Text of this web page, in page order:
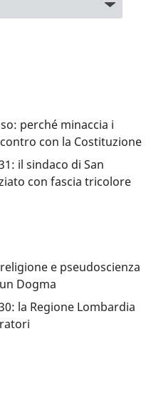
perché minaccia i
con la Costituzione
il sindaco di San
con fascia tricolore
e pseudoscienza
Dogma
la Regione Lombardia